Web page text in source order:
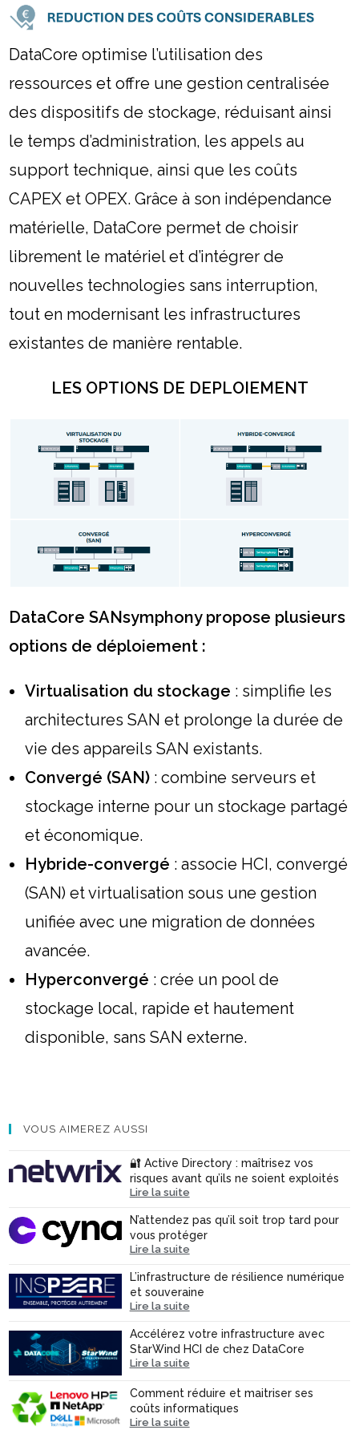
DataCore optimise l’utilisation des
ressources et offre une gestion centralisée
des dispositifs de stockage, réduisant ainsi
le temps d’administration, les appels au
support technique, ainsi que les coûts
CAPEX et OPEX. Grâce à son indépendance
matérielle, DataCore permet de choisir
librement le matériel et d’intégrer de
nouvelles technologies sans interruption,
tout en modernisant les infrastructures
existantes de manière rentable.
LES OPTIONS DE DEPLOIEMENT
DataCore SANsymphony propose plusieurs
options de déploiement :
Virtualisation du stockage : simplifie les
architectures SAN et prolonge la durée de
vie des appareils SAN existants.
Convergé (SAN) : combine serveurs et
stockage interne pour un stockage partagé
et économique.
Hybride-convergé : associe HCI, convergé
(SAN) et virtualisation sous une gestion
unifiée avec une migration de données
avancée.
Hyperconvergé : crée un pool de
stockage local, rapide et hautement
disponible, sans SAN externe.
VOUS AIMEREZ AUSSI
🔐 Active Directory : maîtrisez vos
risques avant qu’ils ne soient exploités
Lire la suite
N’attendez pas qu’il soit trop tard pour
vous protéger
Lire la suite
L’infrastructure de résilience numérique
et souveraine
Lire la suite
Accélérez votre infrastructure avec
StarWind HCI de chez DataCore
Lire la suite
Comment réduire et maitriser ses
coûts informatiques
Lire la suite